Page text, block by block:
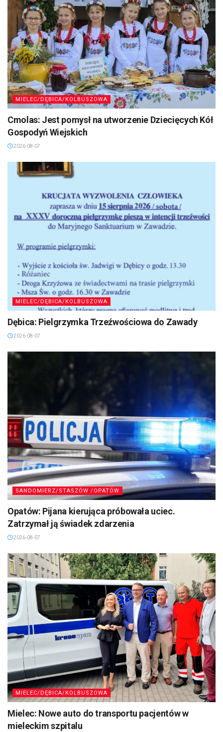
MIELEC/DĘBICA/KOLBUSZOWA
Cmolas: Jest pomysł na utworzenie Dziecięcych Kół
Gospodyń Wiejskich
2026-08-07
MIELEC/DĘBICA/KOLBUSZOWA
Dębica: Pielgrzymka Trzeźwościowa do Zawady
2026-08-07
SANDOMIERZ/STASZÓW /OPATÓW
Opatów: Pijana kierująca próbowała uciec.
Zatrzymał ją świadek zdarzenia
2026-08-07
MIELEC/DĘBICA/KOLBUSZOWA
Mielec: Nowe auto do transportu pacjentów w
mieleckim szpitalu